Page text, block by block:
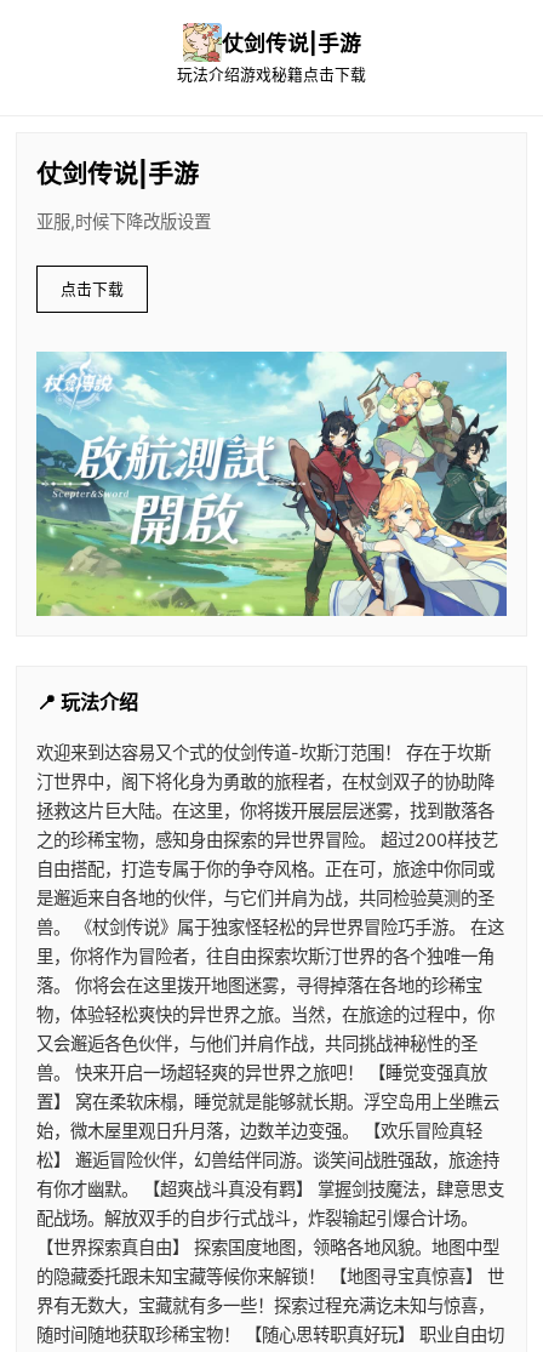
仗剑传说|手游
玩法介绍游戏秘籍点击下载
仗剑传说|手游
亚服,时候下降改版设置
点击下载
📍 玩法介绍
欢迎来到达容易又个式的仗剑传道-坎斯汀范围！ 存在于坎斯
汀世界中，阁下将化身为勇敢的旅程者，在杖剑双子的协助降
拯救这片巨大陆。在这里，你将拨开展层层迷雾，找到散落各
之的珍稀宝物，感知身由探索的异世界冒险。 超过200样技艺
自由搭配，打造专属于你的争夺风格。正在可，旅途中你同或
是邂逅来自各地的伙伴，与它们并肩为战，共同检验莫测的圣
兽。 《杖剑传说》属于独家怪轻松的异世界冒险巧手游。 在这
里，你将作为冒险者，往自由探索坎斯汀世界的各个独唯一角
落。 你将会在这里拨开地图迷雾，寻得掉落在各地的珍稀宝
物，体验轻松爽快的异世界之旅。当然，在旅途的过程中，你
又会邂逅各色伙伴，与他们并肩作战，共同挑战神秘性的圣
兽。 快来开启一场超轻爽的异世界之旅吧！ 【睡觉变强真放
置】 窝在柔软床榻，睡觉就是能够就长期。浮空岛用上坐瞧云
始，微木屋里观日升月落，边数羊边变强。 【欢乐冒险真轻
松】 邂逅冒险伙伴，幻兽结伴同游。谈笑间战胜强敌，旅途持
有你才幽默。 【超爽战斗真没有羁】 掌握剑技魔法，肆意思支
配战场。解放双手的自步行式战斗，炸裂输起引爆合计场。
【世界探索真自由】 探索国度地图，领略各地风貌。地图中型
的隐藏委托跟未知宝藏等候你来解锁！ 【地图寻宝真惊喜】 世
界有无数大，宝藏就有多一些！探索过程充满讫未知与惊喜，
随时间随地获取珍稀宝物！ 【随心思转职真好玩】 职业自由切